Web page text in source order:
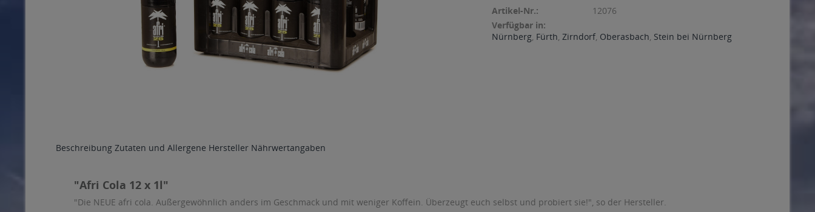
Artikel-Nr.:
12076
Verfügbar in:
Nürnberg, Fürth,Zirndorf, Oberasbach, Stein bei Nürnberg
Beschreibung Zutaten und Allergene Hersteller Nährwertangaben
"Afri Cola 12 x 1l"
"Die NEUE afri cola. Außergewöhnlich anders im Geschmack und mit weniger Koffein. Überzeugt euch selbst und probiert sie!", so der Hersteller.